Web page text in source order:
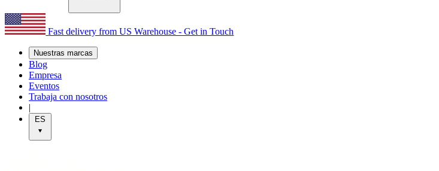
Fast delivery from US Warehouse - Get in Touch
Nuestras marcas
Blog
Empresa
Eventos
Trabaja con nosotros
|
ES